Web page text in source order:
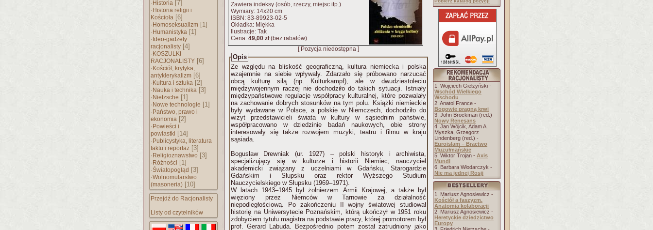
· Historia [7]
· Historia religii i
Kościoła [6]
· Homoseksualizm [1]
· Humanistyka [1]
· Ideo-gadżety
racjonalisty [4]
· KOSZULKI
RACJONALISTY [6]
· Kościół, krytyka,
antyklerykalizm [6]
· Kultura i sztuka [2]
· Nauka i technika [3]
· Nietzsche [1]
· Nowe technologie [1]
· Państwo, prawo i
ekonomia [2]
· Powieści i
powiastki [14]
· Publicystyka, literatura
faktu i reportaż [3]
· Religioznawstwo [3]
· Różności [1]
·Światopogląd [3]
·Wolnomularstwo
(masoneria) [10]
Przejdź do Racjonalisty
Listy od czytelników
Zawiera indeksy (osób, rzeczy, miejsc itp.)
Wymiary: 14x20 cm
ISBN: 83-89923-02-5
Okładka: Miękka
Ilustracje: Tak
Cena: 49,00 zł(bez rabatów)
[ Pozycja niedostępna ]
Opis
Ze względu na bliskość geograficzną, kultura niemiecka i polska
wzajemnie na siebie wpływały. Zdarzało się próbowano narzucać
obcą kulturę siłą (np. Kulturkampf), ale w dwudziestoleciu
międzywojennym raczej nie dochodziło do takich sytuacji. Istniały
międzypaństwowe regulacje współpracy kulturalnej, które pozwalały
na zachowanie dobrych stosunków na tym polu. Książki niemieckie
były wydawane w Polsce, a polskie w Niemczech, dochodziło do
wizyt przedstawicieli świata w kultury w sąsiednim państwie,
współpracowano w dziedzinie badań naukowych, obie strony
interesowały się także rozwojem muzyki, teatru i filmu w kraju
sąsiada.
Bogusław Drewniak (ur. 1927) – polski historyk i archiwista,
specjalizujący się w kulturze i historii Niemiec; nauczyciel
akademicki związany z uczelniami w Gdańsku, Starogardzie
Gdańskim i Słupsku oraz rektor Wyższego Studium
Nauczycielskiego w Słupsku (1969–1971).
W latach 1943–1945 był żołnierzem Armii Krajowej, a także był
więziony przez Niemców w Tarnowie za działalność
niepodległościową. Po zakończeniu II wojny światowej studiował
historię na Uniwersytecie Poznańskim, którą ukończył w 1951 roku
zdobyciem tytułu magistra na podstawie pracy, której promotorem był
prof. Gerard Labuda. Bezpośrednio potem został zatrudniony jako
1. Wojciech Giełżyński -
Wschód Wielkiego
Wschodu
2. Anatol France -
Bogowie pragną krwi
3. John Brockman (red.) -
Nowy Renesans
4. Jan Wójcik, Adam A.
Myszka, Grzegorz
Lindenberg (red.) -
Euroislam – Bractwo
Muzułmańskie
5. Wiktor Trojan - Axis
Mundi
6. Barbara Włodarczyk -
Nie ma jednej Rosji
1. Mariusz Agnosiewicz -
Kościół a faszyzm.
Anatomia kolaboracji
2. Mariusz Agnosiewicz -
Heretyckie dziedzictwo
Europy